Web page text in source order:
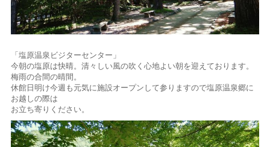
「塩原温泉ビジターセンター」
今朝の塩原は快晴。清々しい風の吹く心地よい朝を迎えております。
梅雨の合間の晴間。
休館日明け今週も元気に施設オープンして参りますので塩原温泉郷に
お越しの際は
お立ち寄りください。